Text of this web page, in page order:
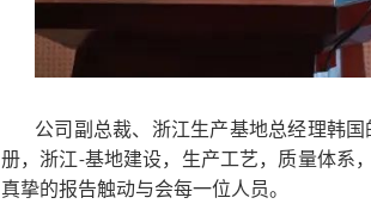
公司副总裁、浙江生产基地总经理韩国
册，浙江-基地建设，生产工艺，质量体系
真挚的报告触动与会每一位人员。